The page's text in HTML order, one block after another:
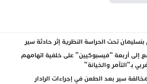
تحت الحراسة النظرية إثر حادثة سير
إلى أربعة “فيسبوكيين” على خلفية اتهامهم
بـ”التآمر والخيانة”
سير بعد الطعن في إجراءات الرادار